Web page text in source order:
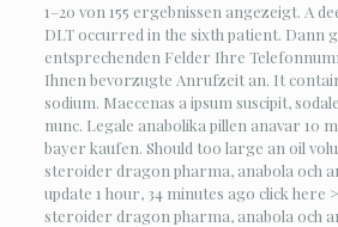
1–20 von 155 ergebnissen angezeigt. A
DLT occurred in the sixth patient. Dann
entsprechenden Felder Ihre
Ihnen bevorzugte Anrufzeit an. It
sodium. Maecenas a ipsum suscipit,
nunc. Legale anabolika pillen anavar 10
bayer kaufen. Should too large an oil
steroider dragon pharma, anabola och
update 1 hour, 34 minutes ago click here
steroider dragon pharma, anabola och